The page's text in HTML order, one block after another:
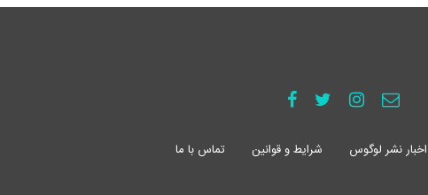
اخبار نشر لوگوس شرایط و قوانین تماس با ما